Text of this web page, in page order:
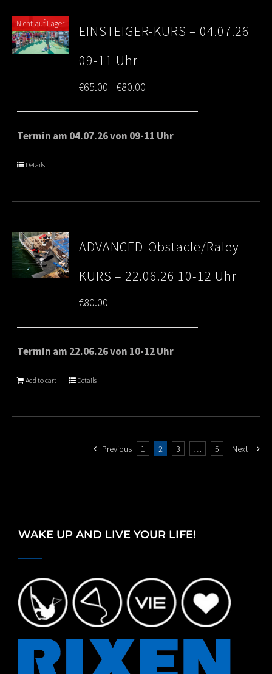
Nicht auf Lager
EINSTEIGER-KURS – 04.07.26
09-11 Uhr
€65.00–€80.00
range:
€65.00
Termin am 04.07.26 von 09-11 Uhr
Details
ADVANCED-Obstacle/Raley-
KURS – 22.06.26 10-12 Uhr
€80.00
Termin am 22.06.26 von 10-12 Uhr
Add to cart Details
Previous 1 2 3 … 5 Next
WAKE UP AND LIVE YOUR LIFE!